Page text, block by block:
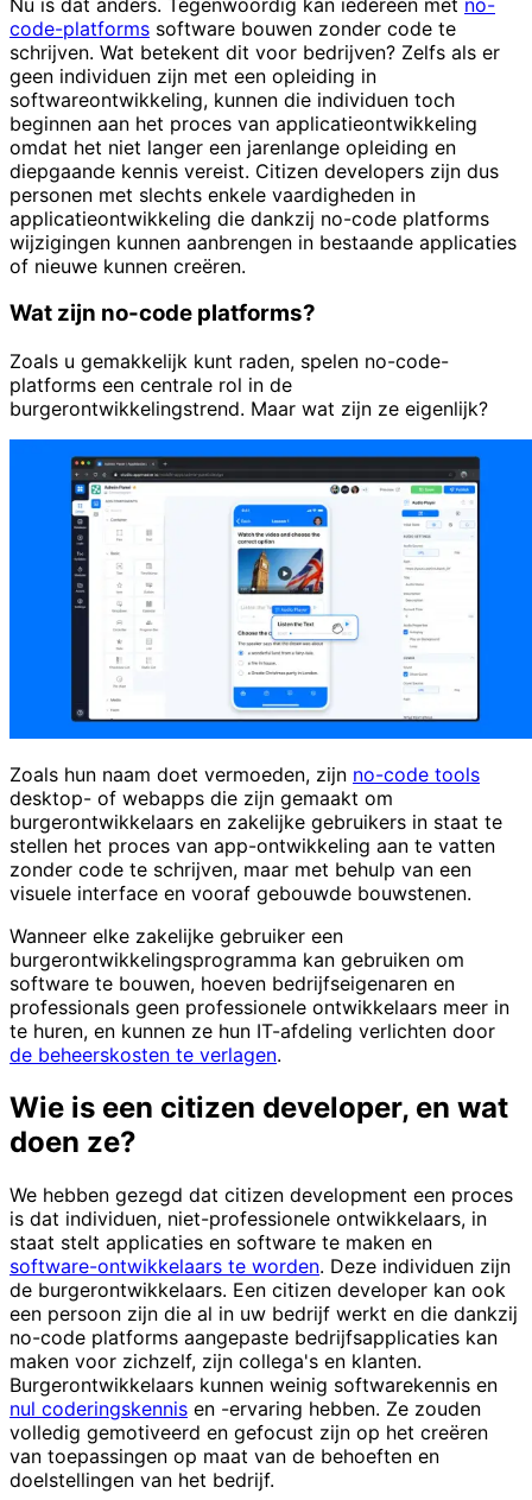
code-platforms software bouwen zonder code te
schrijven. Wat betekent dit voor bedrijven? Zelfs als er
geen individuen zijn met een opleiding in
softwareontwikkeling, kunnen die individuen toch
beginnen aan het proces van applicatieontwikkeling
omdat het niet langer een jarenlange opleiding en
diepgaande kennis vereist. Citizen developers zijn dus
personen met slechts enkele vaardigheden in
applicatieontwikkeling die dankzij no-code platforms
wijzigingen kunnen aanbrengen in bestaande applicaties
of nieuwe kunnen creëren.
Wat zijn no-code platforms?
Zoals u gemakkelijk kunt raden, spelen no-code-
platforms een centrale rol in de
burgerontwikkelingstrend. Maar wat zijn ze eigenlijk?
Zoals hun naam doet vermoeden, zijn no-code tools
desktop- of webapps die zijn gemaakt om
burgerontwikkelaars en zakelijke gebruikers in staat te
stellen het proces van app-ontwikkeling aan te vatten
zonder code te schrijven, maar met behulp van een
visuele interface en vooraf gebouwde bouwstenen.
Wanneer elke zakelijke gebruiker een
burgerontwikkelingsprogramma kan gebruiken om
software te bouwen, hoeven bedrijfseigenaren en
professionals geen professionele ontwikkelaars meer in
te huren, en kunnen ze hun IT-afdeling verlichten door
de beheerskosten te verlagen.
Wie is een citizen developer, en wat
doen ze?
We hebben gezegd dat citizen development een proces
is dat individuen, niet-professionele ontwikkelaars, in
staat stelt applicaties en software te maken en
software-ontwikkelaars te worden. Deze individuen zijn
de burgerontwikkelaars. Een citizen developer kan ook
een persoon zijn die al in uw bedrijf werkt en die dankzij
no-code platforms aangepaste bedrijfsapplicaties kan
maken voor zichzelf, zijn collega's en klanten.
Burgerontwikkelaars kunnen weinig softwarekennis en
nul coderingskennis en -ervaring hebben. Ze zouden
volledig gemotiveerd en gefocust zijn op het creëren
van toepassingen op maat van de behoeften en
doelstellingen van het bedrijf.